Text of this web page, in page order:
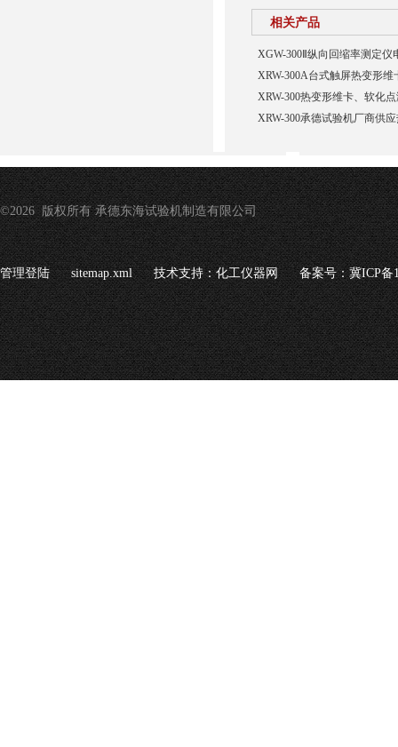
相关产品
XGW-300Ⅱ纵向回缩率测定仪
XRW-300A台式触屏热变形
XRW-300热变形维卡、软化
XRW-300承德试验机厂商供
©2026 版权所有 承德东海试验机制造有限公司
管理登陆 sitemap.xml 技术支持：化工仪器网 备案号：冀ICP备